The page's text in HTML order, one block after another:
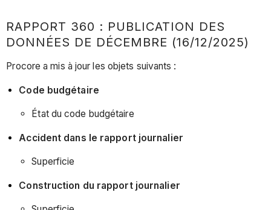
RAPPORT 360 : PUBLICATION DES
DONNÉES DE DÉCEMBRE (16/12/2025)
Procore a mis à jour les objets suivants :
Code budgétaire
État du code budgétaire
Accident dans le rapport journalier
Superficie
Construction du rapport journalier